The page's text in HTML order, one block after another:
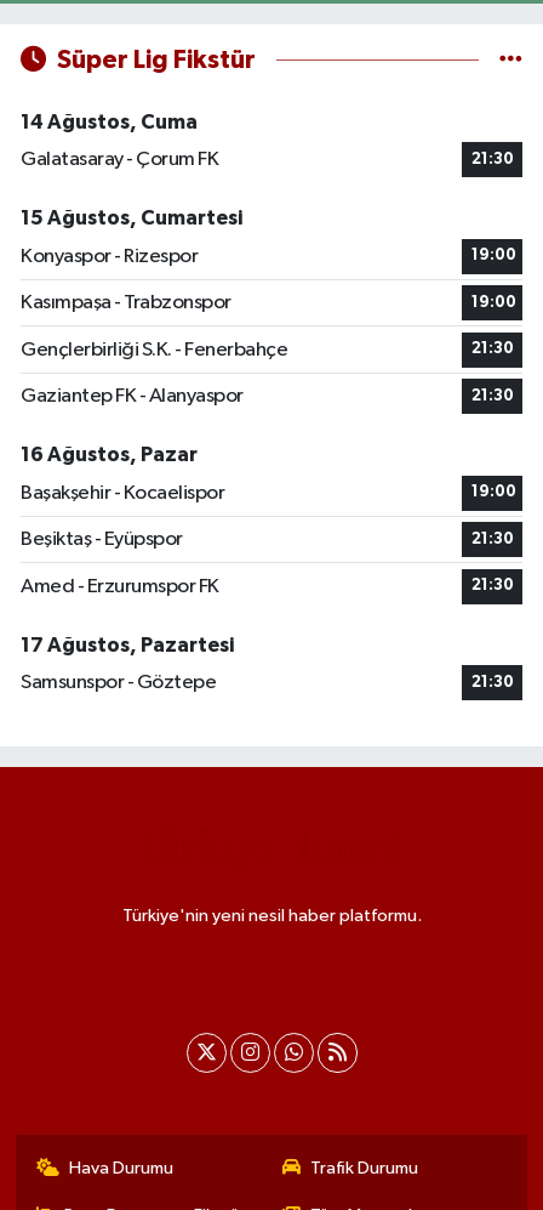
Süper Lig Fikstür
14 Ağustos, Cuma
Galatasaray - Çorum FK
21:30
15 Ağustos, Cumartesi
Konyaspor - Rizespor
19:00
Kasımpaşa - Trabzonspor 19:00
Gençlerbirliği S.K. - Fenerbahçe 21:30
Gaziantep FK - Alanyaspor 21:30
16 Ağustos, Pazar
Başakşehir - Kocaelispor
19:00
Beşiktaş - Eyüpspor 21:30
Amed - Erzurumspor FK 21:30
17 Ağustos, Pazartesi
Samsunspor - Göztepe
21:30
Türkiye'nin yeni nesil haber platformu.
Hava Durumu Trafik Durumu